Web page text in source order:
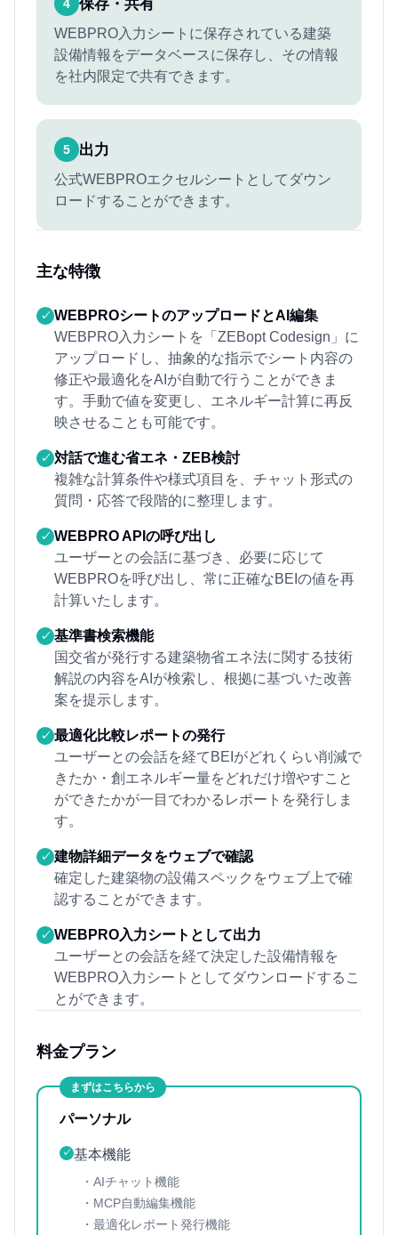
4 保存・共有
WEBPRO入力シートに保存されている建築
設備情報をデータベースに保存し、その情報
を社内限定で共有できます。
5 出力
公式WEBPROエクセルシートとしてダウン
ロードすることができます。
主な特徴
✓ WEBPROシートのアップロードとAI編集
WEBPRO入力シートを「ZEBopt Codesign」に
アップロードし、抽象的な指示でシート内容の
修正や最適化をAIが自動で行うことができま
す。手動で値を変更し、エネルギー計算に再反
映させることも可能です。
✓ 対話で進む省エネ・ZEB検討
複雑な計算条件や様式項目を、チャット形式の
質問・応答で段階的に整理します。
✓ WEBPRO APIの呼び出し
ユーザーとの会話に基づき、必要に応じて
WEBPROを呼び出し、常に正確なBEIの値を再
計算いたします。
✓ 基準書検索機能
国交省が発行する建築物省エネ法に関する技術
解説の内容をAIが検索し、根拠に基づいた改善
案を提示します。
✓ 最適化比較レポートの発行
ユーザーとの会話を経てBEIがどれくらい削減で
きたか・創エネルギー量をどれだけ増やすこと
ができたかが一目でわかるレポートを発行しま
す。
✓ 建物詳細データをウェブで確認
確定した建築物の設備スペックをウェブ上で確
認することができます。
✓ WEBPRO入力シートとして出力
ユーザーとの会話を経て決定した設備情報を
WEBPRO入力シートとしてダウンロードするこ
とができます。
料金プラン
まずはこちらから
パーソナル
✓ 基本機能
・AIチャット機能
・MCP自動編集機能
・最適化レポート発行機能